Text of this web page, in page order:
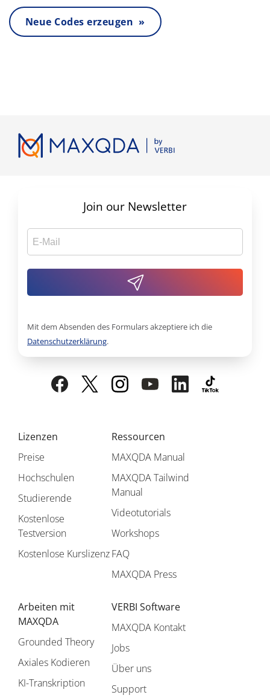
Neue Codes erzeugen »
Lizenzen
Preise
Hochschulen
Studierende
Kostenlose
Testversion
Kostenlose Kurslizenz
Ressourcen
MAXQDA Manual
MAXQDA Tailwind
Manual
Videotutorials
Workshops
FAQ
MAXQDA Press
Arbeiten mit
MAXQDA
Grounded Theory
Axiales Kodieren
KI-Transkription
VERBI Software
MAXQDA Kontakt
Jobs
Über uns
Support
Join our Newsletter
Mit dem Absenden des Formulars akzeptiere ich die
Datenschutzerklärung.